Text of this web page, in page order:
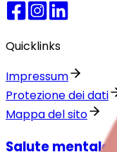
Quicklinks
Impressum
Protezione dei dati
Mappa del sito
Salute mentale